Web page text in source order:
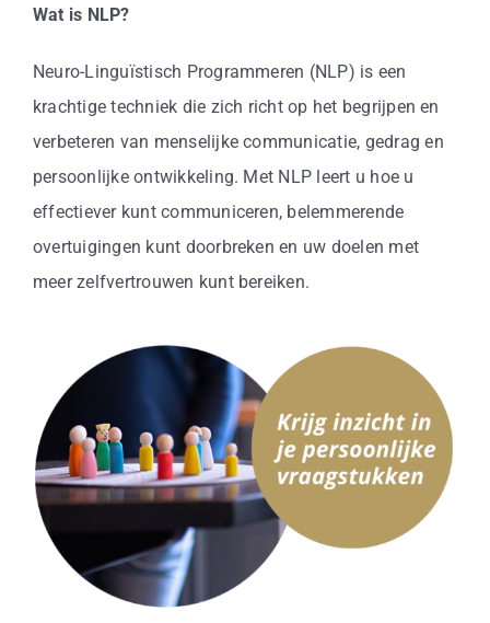
Wat is NLP?
Neuro-Linguïstisch Programmeren (NLP) is een
krachtige techniek die zich richt op het begrijpen en
verbeteren van menselijke communicatie, gedrag en
persoonlijke ontwikkeling. Met NLP leert u hoe u
effectiever kunt communiceren, belemmerende
overtuigingen kunt doorbreken en uw doelen met
meer zelfvertrouwen kunt bereiken.